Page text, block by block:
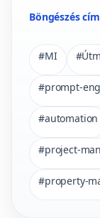
Böngészés
#MI #
#prompt-
#automation
#project-
#property-